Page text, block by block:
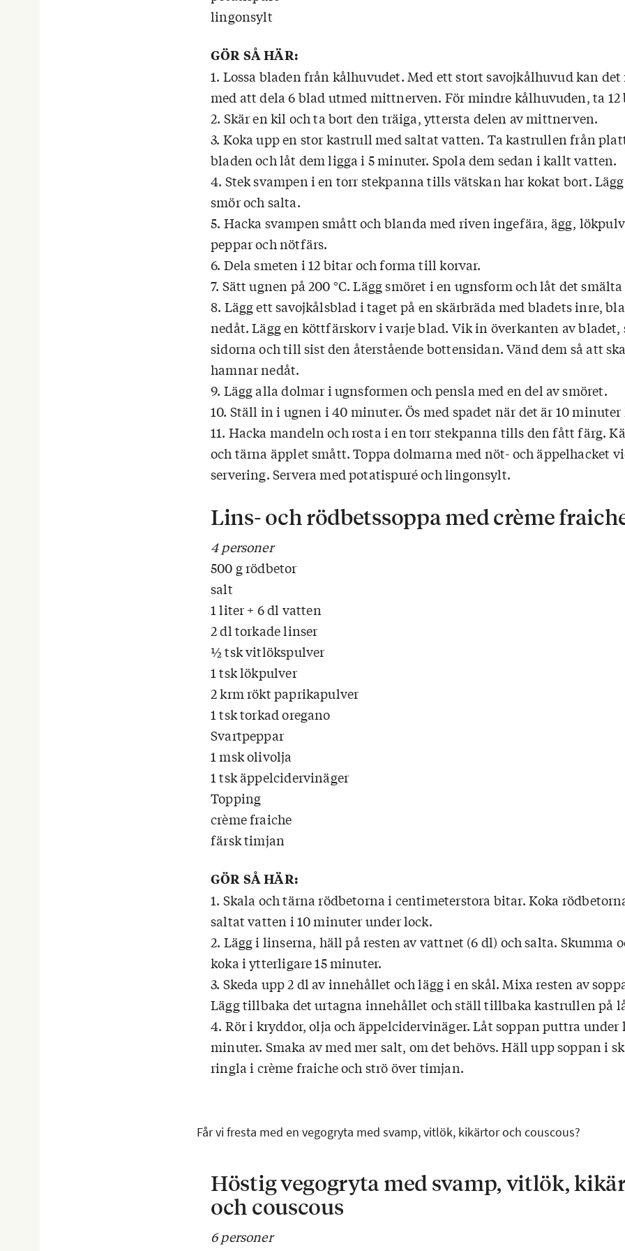
lingonsylt
GÖR SÅ HÄR:
1. Lossa bladen från kålhuvudet. Med ett stort savojkålhuvud kan det
med att dela 6 blad utmed mittnerven. För mindre kålhuvuden, ta 12
2. Skär en kil och ta bort den träiga, yttersta delen av mittnerven.
3. Koka upp en stor kastrull med saltat vatten. Ta kastrullen från
bladen och låt dem ligga i 5 minuter. Spola dem sedan i kallt vatten.
4. Stek svampen i en torr stekpanna tills vätskan har kokat bort.
smör och salta.
5. Hacka svampen smått och blanda med riven ingefära, ägg,
peppar och nötfärs.
6. Dela smeten i 12 bitar och forma till korvar.
7. Sätt ugnen på 200 °C. Lägg smöret i en ugnsform och låt det
8. Lägg ett savojkålsblad i taget på en skärbräda med bladets inre,
nedåt. Lägg en köttfärskorv i varje blad. Vik in överkanten av bladet,
sidorna och till sist den återstående bottensidan. Vänd dem så att
hamnar nedåt.
9. Lägg alla dolmar i ugnsformen och pensla med en del av smöret.
10. Ställ in i ugnen i 40 minuter. Ös med spadet när det är 10 minuter
11. Hacka mandeln och rosta i en torr stekpanna tills den fått färg.
och tärna äpplet smått. Toppa dolmarna med nöt- och äppelhacket
servering. Servera med potatispuré och lingonsylt.
Lins- och rödbetssoppa med crème
4 personer
500 g rödbetor
salt
1 liter + 6 dl vatten
2 dl torkade linser
½ tsk vitlökspulver
1 tsk lökpulver
2 krm rökt paprikapulver
1 tsk torkad oregano
Svartpeppar
1 msk olivolja
1 tsk äppelcidervinäger
Topping
crème fraiche
färsk timjan
GÖR SÅ HÄR:
1. Skala och tärna rödbetorna i centimeterstora bitar. Koka
saltat vatten i 10 minuter under lock.
2. Lägg i linserna, häll på resten av vattnet (6 dl) och salta. Skumma
koka i ytterligare 15 minuter.
3. Skeda upp 2 dl av innehållet och lägg i en skål. Mixa resten av
Lägg tillbaka det urtagna innehållet och ställ tillbaka kastrullen på
4. Rör i kryddor, olja och äppelcidervinäger. Låt soppan puttra under
minuter. Smaka av med mer salt, om det behövs. Häll upp soppan i
ringla i crème fraiche och strö över timjan.
Får vi fresta med en vegogryta med svamp, vitlök, kikärtor och couscous?
Höstig vegogryta med svamp, vitlök,
och couscous
6 personer